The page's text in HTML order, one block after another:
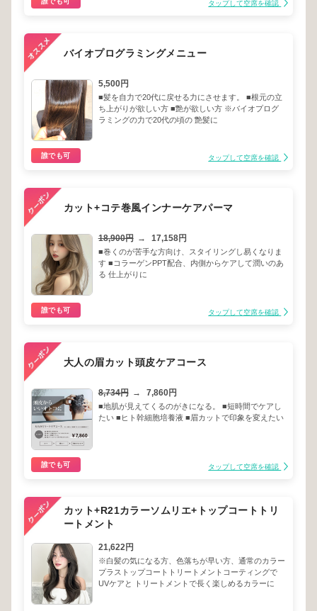
タップして空席を確認
バイオプログラミングメニュー
5,500円
■髪を自力で20代に戻せる力にさせます。 ■根元の立
ち上がりが欲しい方 ■艶が欲しい方 ※バイオプログ
ラミングの力で20代の頃の 艶髪に
誰でも可 タップして空席を確認
カット+コテ巻風インナーケアパーマ
18,900円 → 17,158円
■巻くのが苦手な方向け、スタイリングし易くなりま
す ■コラーゲンPPT配合、内側からケアして潤いのあ
る 仕上がりに
誰でも可 タップして空席を確認
大人の眉カット頭皮ケアコース
8,734円 → 7,860円
■地肌が見えてくるのがきになる。 ■短時間でケアし
たい ■ヒト幹細胞培養液 ■眉カットで印象を変えたい
誰でも可 タップして空席を確認
カット+R21カラーソムリエ+トップコートトリ
ートメント
21,622円
※白髪の気になる方、色落ちが早い方、通常のカラー
プラストップコートトリートメントコーティングで
UVケアと トリートメントで長く楽しめるカラーに